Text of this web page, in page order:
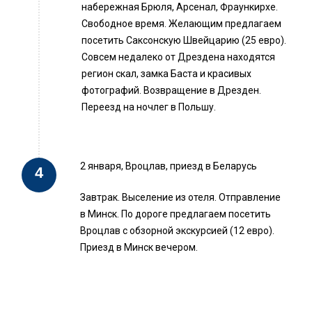
набережная Брюля, Арсенал, Фраункирхе.
Свободное время. Желающим предлагаем
посетить Саксонскую Швейцарию (25 евро).
Совсем недалеко от Дрездена находятся
регион скал, замка Баста и красивых
фотографий. Возвращение в Дрезден.
Переезд на ночлег в Польшу.
2 января, Вроцлав, приезд в Беларусь
Завтрак. Выселение из отеля. Отправление
в Минск. По дороге предлагаем посетить
Вроцлав с обзорной экскурсией (12 евро).
Приезд в Минск вечером.